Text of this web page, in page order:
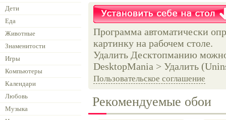
Дети
Еда
Животные
Знаменитости
Игры
Компьютеры
Календари
Любовь
Музыка
Программа автоматически
картинку на рабочем столе.
Удалить Десктопманию
DesktopMania > Удалить
Пользовательское соглашение
Рекомендуемые обои